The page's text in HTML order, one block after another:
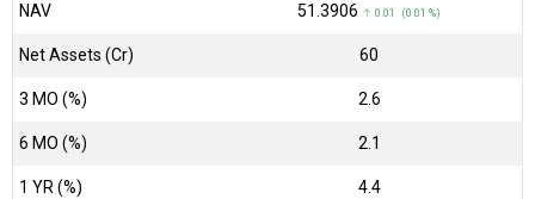
NAV ₹51.3906 ↑ 0.01 (0.01 %)
Net Assets (Cr) ₹60
3 MO (%) 2.6
6 MO (%) 2.1
1 YR (%) 4.4